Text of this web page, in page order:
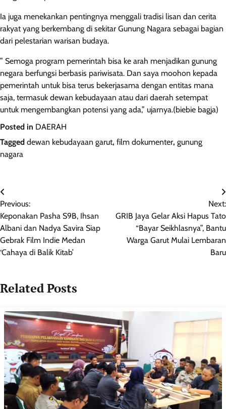
Ia juga menekankan pentingnya menggali tradisi lisan dan cerita
rakyat yang berkembang di sekitar Gunung Nagara sebagai bagian
dari pelestarian warisan budaya.
” Semoga program pemerintah bisa ke arah menjadikan gunung
negara berfungsi berbasis pariwisata. Dan saya moohon kepada
pemerintah untuk bisa terus bekerjasama dengan entitas mana
saja, termasuk dewan kebudayaan atau dari daerah setempat
untuk mengembangkan potensi yang ada,” ujarnya.(biebie bagja)
Posted in DAERAH
Tagged dewan kebudayaan garut, film dokumenter, gunung
nagara
Navigasi
pos
Previous:
Keponakan Pasha S9B, Ihsan
Albani dan Nadya Savira Siap
Gebrak Film Indie Medan
‘Cahaya di Balik Kitab’
Next:
GRIB Jaya Gelar Aksi Hapus Tato
“Bayar Seikhlasnya”, Bantu
Warga Garut Mulai Lembaran
Baru
Related Posts